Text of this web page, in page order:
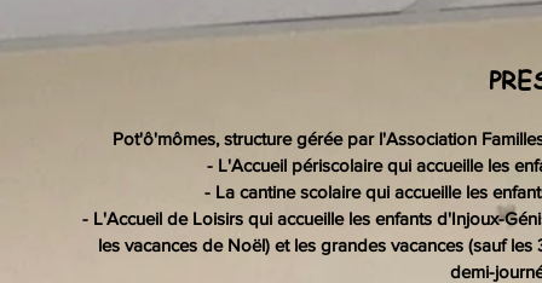
Pot'ô'mômes, structure gérée par l'Association
- L'Accueil périscolaire qui accueille les
- La cantine scolaire qui accueille les
- L'Accueil de Loisirs qui accueille les enfants d'Injoux-
les vacances de Noël) et les grandes vacances (sauf
demi-